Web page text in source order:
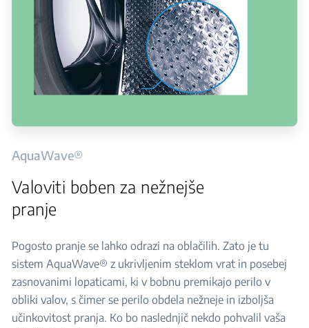
AquaWave®
Valoviti boben za nežnejše
pranje
Pogosto pranje se lahko odrazi na oblačilih. Zato je tu
sistem AquaWave® z ukrivljenim steklom vrat in posebej
zasnovanimi lopaticami, ki v bobnu premikajo perilo v
obliki valov, s čimer se perilo obdela nežneje in izboljša
učinkovitost pranja. Ko bo naslednjič nekdo pohvalil vaša